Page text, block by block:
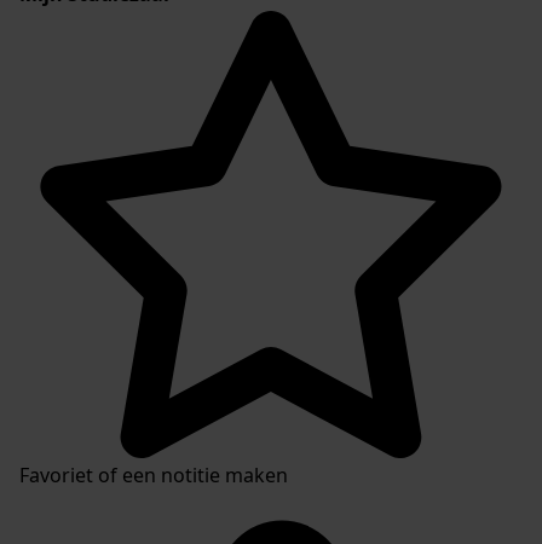
Favoriet of een notitie maken